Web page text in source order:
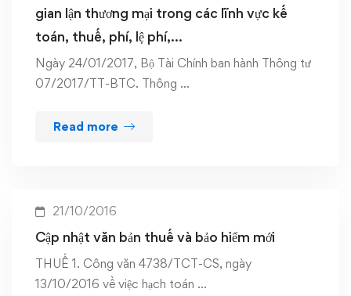
gian lận thương mại trong các lĩnh vực kế
toán, thuế, phí, lệ phí,…
Ngày 24/01/2017, Bộ Tài Chính ban hành Thông tư
07/2017/TT-BTC. Thông …
Read more
21/10/2016
Cập nhật văn bản thuế và bảo hiểm mới
THUẾ 1. Công văn 4738/TCT-CS, ngày
13/10/2016 về việc hạch toán …